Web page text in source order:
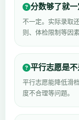
分数够了就一
不一定。实际录取
则、体检限制等因素
平行志愿是不
平行志愿能降低滑
度不合理等问题。